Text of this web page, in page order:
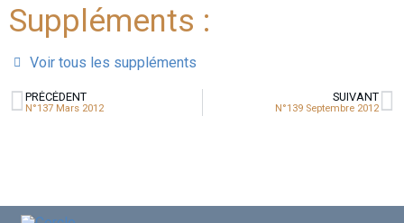
Suppléments :
Voir tous les suppléments
PRÉCÉDENT
N°137 Mars 2012
SUIVANT
N°139 Septembre 2012